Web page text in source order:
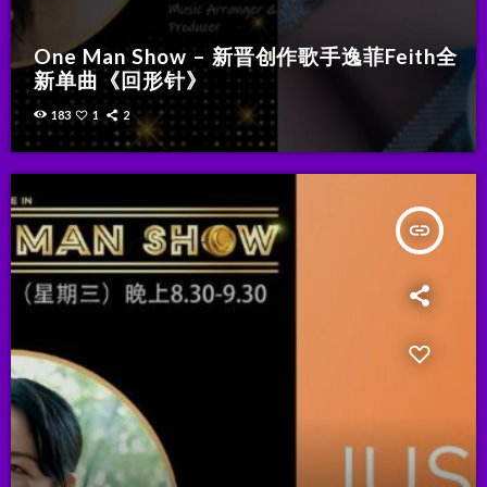
One Man Show – 新晋创作歌手逸菲Feith全
新单曲《回形针》
183 1 2
insert_link